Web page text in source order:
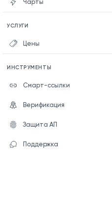
Чарты
УСЛУГИ
Цены
ИНСТРУМЕНТЫ
Смарт-ссылки
Верификация
Защита АП
Поддержка